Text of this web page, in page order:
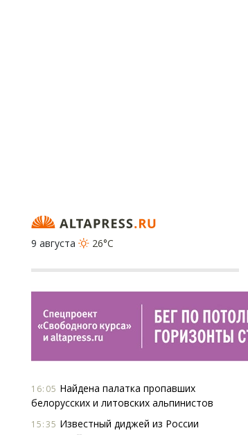
9 августа
26°C
16:05 Найдена палатка пропавших
белорусских и литовских альпинистов
15:35 Известный диджей из России